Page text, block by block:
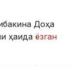
Доҳа
ҳақида ёзган